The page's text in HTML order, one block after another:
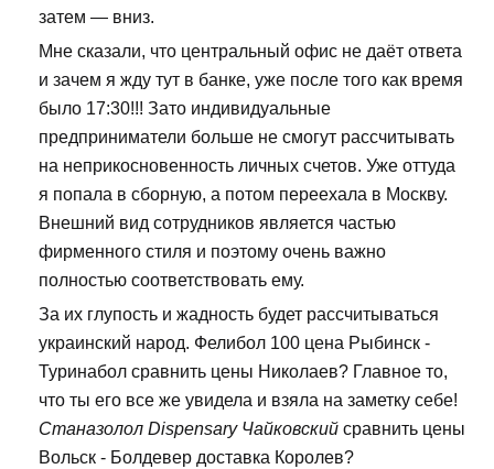
затем — вниз.
Мне сказали, что центральный офис не даёт ответа
и зачем я жду тут в банке, уже после того как время
было 17:30!!! Зато индивидуальные
предприниматели больше не смогут рассчитывать
на неприкосновенность личных счетов. Уже оттуда
я попала в сборную, а потом переехала в Москву.
Внешний вид сотрудников является частью
фирменного стиля и поэтому очень важно
полностью соответствовать ему.
За их глупость и жадность будет рассчитываться
украинский народ. Фелибол 100 цена Рыбинск -
Туринабол сравнить цены Николаев? Главное то,
что ты его все же увидела и взяла на заметку себе!
Станазолол Dispensary Чайковский сравнить цены
Вольск - Болдевер доставка Королев?